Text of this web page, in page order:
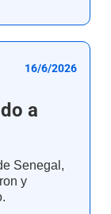
16/6/2026
a
Senegal,
y